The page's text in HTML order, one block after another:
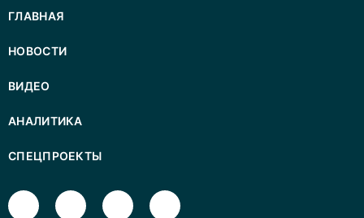
ГЛАВНАЯ
НОВОСТИ
ВИДЕО
АНАЛИТИКА
СПЕЦПРОЕКТЫ